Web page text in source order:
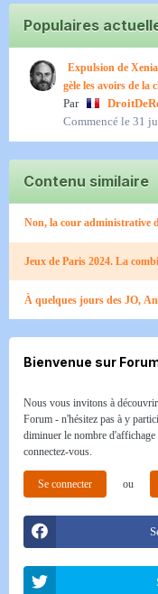
Populaires
Expulsion de
gèle les avoirs de la
Par
Commencé le 31
Contenu similaire
Non, la cour administrative
Jeux de Paris 2024. La
À quelques jours des JO,
Bienvenue sur
Nous vous invitons à
Forum - n'hésitez pas à y
diminuer le nombre
connectez-vous.
Se connecter ou